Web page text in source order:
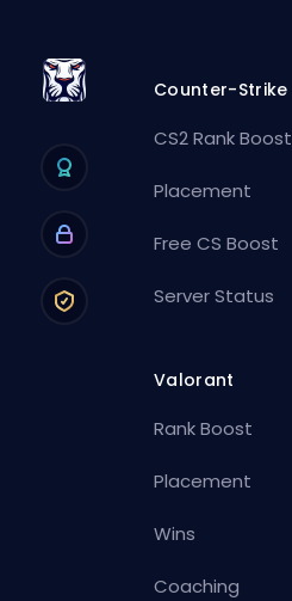
Counter-Strike
CS2 Rank Boost
Placement
Free CS Boost
Server Status
Valorant
Rank Boost
Placement
Wins
Coaching